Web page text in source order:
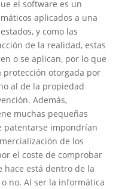
el software es un
aplicados a una
y como las
de la realidad, estas
o se aplican, por lo que
otorgada por
al de la propiedad
Además,
muchas pequeñas
patentarse impondrían
de los
el coste de comprobar
hace está dentro de la
no. Al ser la informática